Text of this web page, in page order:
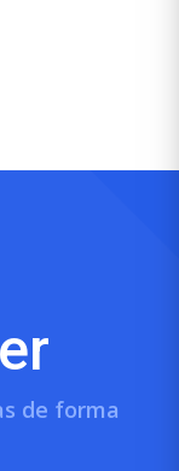
de forma